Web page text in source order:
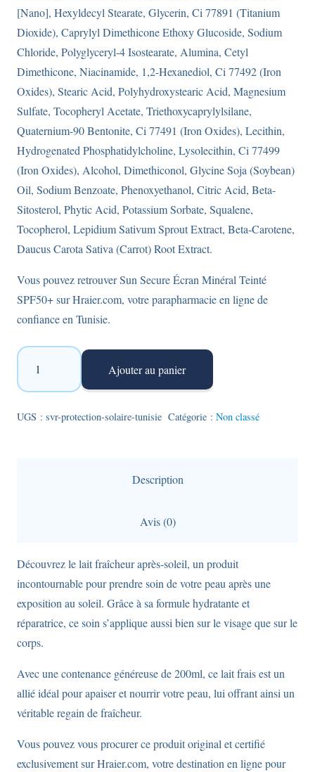
[Nano], Hexyldecyl Stearate, Glycerin, Ci 77891 (Titanium
Dioxide), Caprylyl Dimethicone Ethoxy Glucoside, Sodium
Chloride, Polyglyceryl-4 Isostearate, Alumina, Cetyl
Dimethicone, Niacinamide, 1,2-Hexanediol, Ci 77492 (Iron
Oxides), Stearic Acid, Polyhydroxystearic Acid, Magnesium
Sulfate, Tocopheryl Acetate, Triethoxycaprylylsilane,
Quaternium-90 Bentonite, Ci 77491 (Iron Oxides), Lecithin,
Hydrogenated Phosphatidylcholine, Lysolecithin, Ci 77499
(Iron Oxides), Alcohol, Dimethiconol, Glycine Soja (Soybean)
Oil, Sodium Benzoate, Phenoxyethanol, Citric Acid, Beta-
Sitosterol, Phytic Acid, Potassium Sorbate, Squalene,
Tocopherol, Lepidium Sativum Sprout Extract, Beta-Carotene,
Daucus Carota Sativa (Carrot) Root Extract.
Vous pouvez retrouver Sun Secure Écran Minéral Teinté
SPF50+ sur Hraier.com, votre parapharmacie en ligne de
confiance en Tunisie.
quantité
SVR
-
adaptée
aux
peaux
sèches
à
très
sèches
en
50ml.
Ajouter au panier
UGS : svr-protection-solaire-tunisie Catégorie : Non classé
Description
Avis (0)
Découvrez le lait fraîcheur après-soleil, un produit
incontournable pour prendre soin de votre peau après une
exposition au soleil. Grâce à sa formule hydratante et
réparatrice, ce soin s’applique aussi bien sur le visage que sur le
corps.
Avec une contenance généreuse de 200ml, ce lait frais est un
allié idéal pour apaiser et nourrir votre peau, lui offrant ainsi un
véritable regain de fraîcheur.
Vous pouvez vous procurer ce produit original et certifié
exclusivement sur Hraier.com, votre destination en ligne pour